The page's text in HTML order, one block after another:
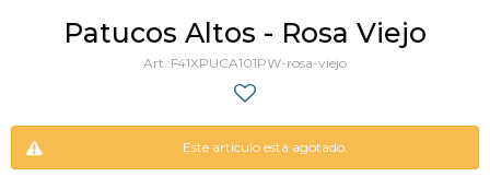
Patucos Altos - Rosa Viejo
F41XPUCA101PW-rosa-viejo
Este artículo está agotado.